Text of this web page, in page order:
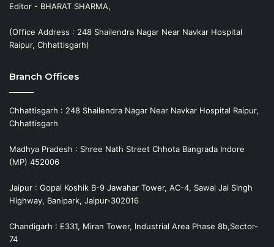
Editor - BHARAT SHARMA,
(Office Address : 248 Shailendra Nagar Near Navkar Hospital
Raipur, Chhattisgarh)
Branch Offices
Chhattisgarh : 248 Shailendra Nagar Near Navkar Hospital Raipur,
Chhattisgarh
Madhya Pradesh : Shree Nath Street Chhota Bangrada Indore
(MP) 452006
Jaipur : Gopal Koshik B-9 Jawahar Tower, AC-4, Sawai Jai Singh
Highway, Banipark, Jaipur-302016
Chandigarh : E331, Miran Tower, Industrial Area Phase 8b,Sector-
74